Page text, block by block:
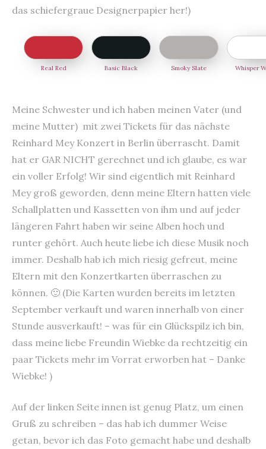
das schiefergraue Designerpapier her!)
Real Red Basic Black Smoky Slate Whisper
Meine Schwester und ich haben meinen Vater (und
meine Mutter) mit zwei Tickets für das nächste
Reinhard Mey Konzert in Berlin überrascht. Damit
hat er GAR NICHT gerechnet und ich glaube, es war
ein voller Erfolg! Wir sind eigentlich mit Reinhard
Mey groß geworden, denn meine Eltern hatten viele
Schallplatten und Kassetten von ihm und auf jeder
längeren Fahrt haben wir seine Alben hoch und
runter gehört. Auch heute liebe ich diese Musik noch
immer. Deshalb hab ich mich riesig gefreut, meine
Eltern mit den Konzertkarten überraschen zu
können. 🙂 (Die Karten wurden bereits im letzten
September verkauft und waren innerhalb von einer
Stunde ausverkauft! – was für ein Glückspilz ich bin,
dass meine liebe Freundin Wiebke da rechtzeitig ein
paar Tickets mehr im Vorrat erworben hat – Danke
Wiebke! )
Auf der linken Seite innen ist genug Platz, um einen
Gruß zu schreiben – das hab ich dummer Weise
getan, bevor ich das Foto gemacht habe und deshalb